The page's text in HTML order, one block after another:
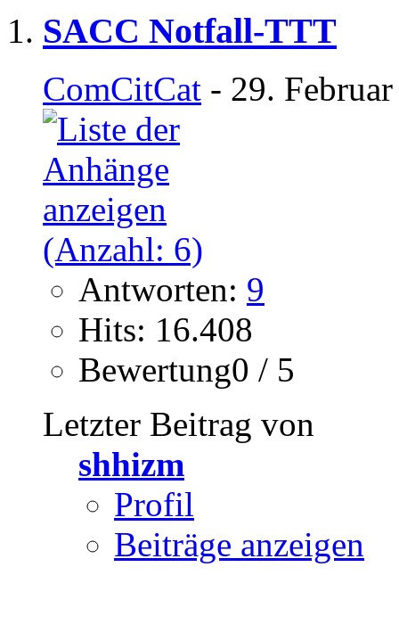
SACC Notfall-TTT
ComCitCat - 29.
Antworten: 9
Hits: 16.408
Bewertung0 / 5
Letzter Beitrag von
shhizm
Profil
Beiträge anzeigen